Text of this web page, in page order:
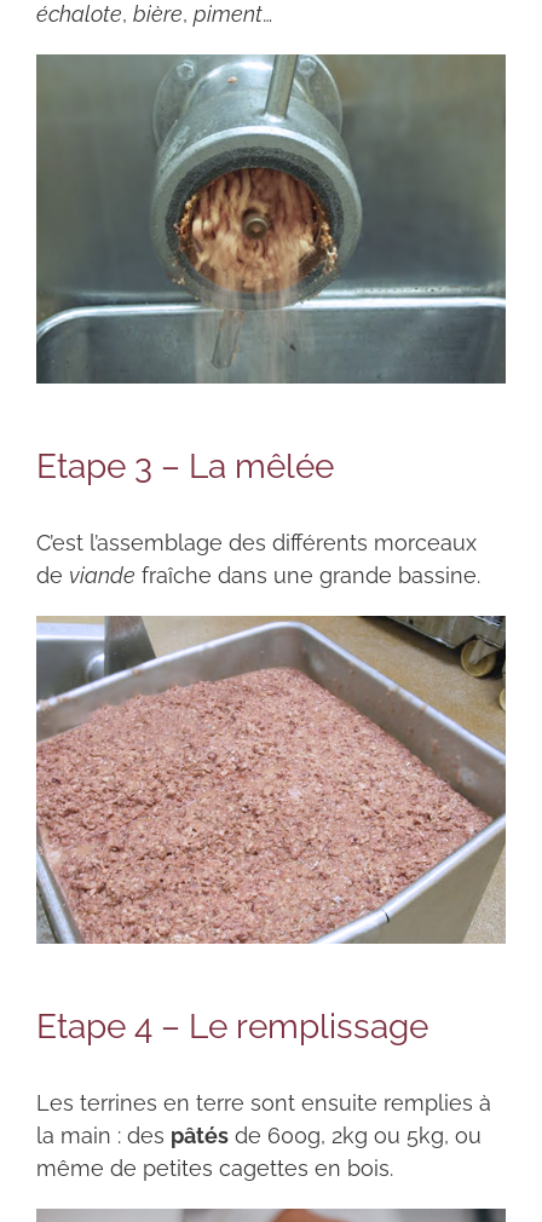
échalote, bière, piment…
Etape 3 – La mêlée
C’est l’assemblage des différents morceaux
de viande fraîche dans une grande bassine.
Etape 4 – Le remplissage
Les terrines en terre sont ensuite remplies à
la main : des pâtés de 600g, 2kg ou 5kg, ou
même de petites cagettes en bois.